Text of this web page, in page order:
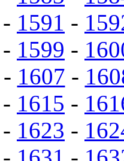
- 1591 -
- 1599 -
- 1607 -
- 1615 -
- 1623 -